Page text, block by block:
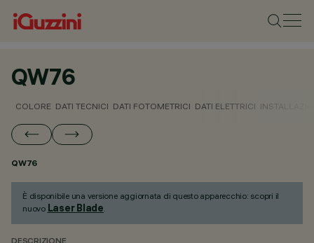
QW76
COLORE DATI TECNICI DATI FOTOMETRICI DATI ELETTRICI
QW76
È disponibile una versione aggiornata di questo apparecchio: scopri il
nuovo Laser Blade.